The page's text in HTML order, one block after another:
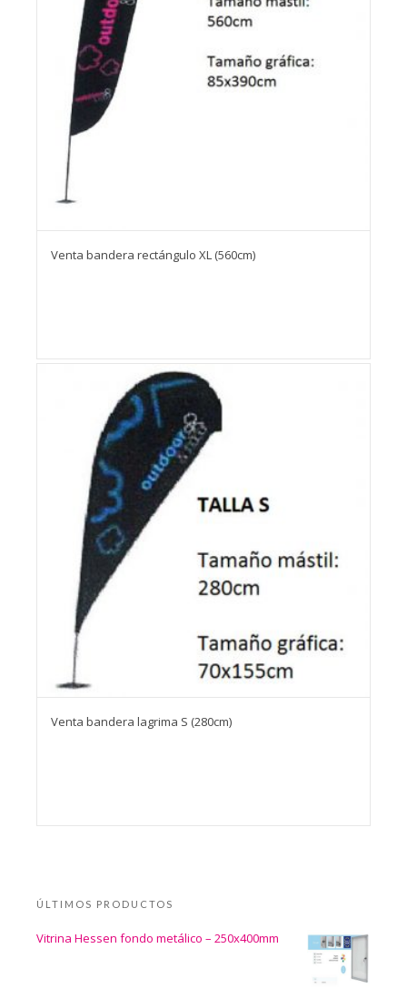
Venta bandera rectángulo XL (560cm)
Venta bandera lagrima S (280cm)
ÚLTIMOS PRODUCTOS
Vitrina Hessen fondo metálico – 250x400mm